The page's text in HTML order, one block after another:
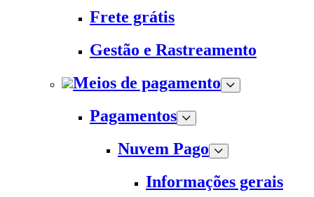
Frete grátis
Gestão e Rastreamento
Meios de pagamento
Pagamentos
Nuvem Pago
Informações gerais